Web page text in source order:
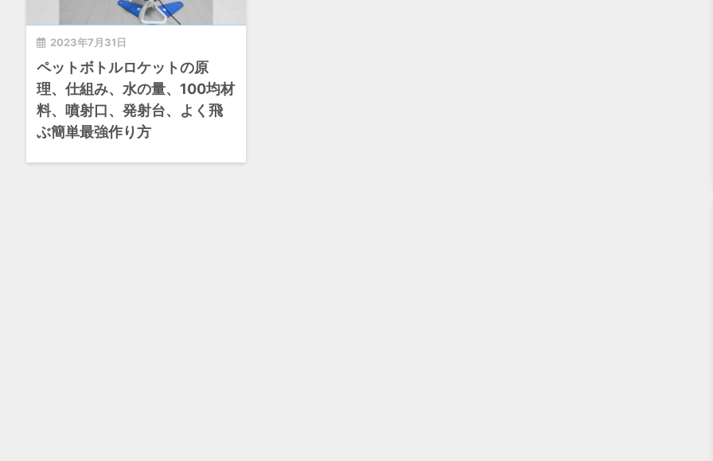
2023年7月31日
ペットボトルロケットの原
理、仕組み、水の量、100均材
料、噴射口、発射台、よく飛
ぶ簡単最強作り方